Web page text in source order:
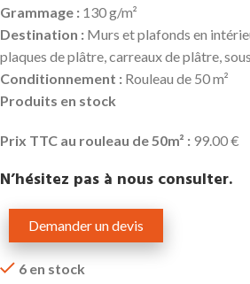
Grammage : 130 g/m²
Destination : Murs et plafonds en
plaques de plâtre, carreaux de plâtre,
Conditionnement : Rouleau de 50 m²
Produits en stock
Prix TTC au rouleau de 50m² : 99.00 €
N’hésitez pas à nous consulter.
Demander un devis
6 en stock